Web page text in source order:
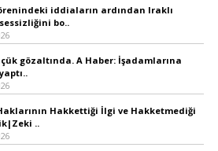
iddiaların ardından Iraklı
bo..
gözaltında. A Haber: İşadamlarına
Hakkettiği İlgi ve Hakketmediği
..